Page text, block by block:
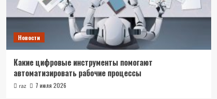
Новости
Какие цифровые инструменты помогают
автоматизировать рабочие процессы
raz 7 июля 2026